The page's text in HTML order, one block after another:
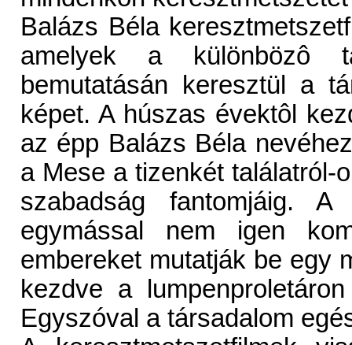
Balázs Béla
amelyek a különbözô
bemutatásán keresztül a
képet. A húszas évektôl
az épp Balázs Béla
a Mese a tizenkét találatról-
szabadság fantomjáig. A
egymással nem igen
embereket mutatják be egy
kezdve a
Egyszóval a társadalom